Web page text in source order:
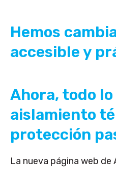
Hemos
accesible y
Ahora, todo
aislamiento
protección
La nueva página web